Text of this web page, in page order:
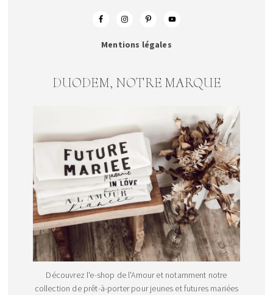
Mentions légales
DUODEM, NOTRE MARQUE
Découvrez l'e-shop de l'Amour et notamment notre
collection de prêt-à-porter pour jeunes et futures mariées